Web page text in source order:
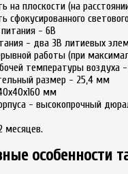
на плоскости (на
сфокусированного
- 6В
- два 3В литиевых
работы (при
температуры воздуха
размер - 25,4 мм
мм
- высокопрочный
месяцев.
особенности